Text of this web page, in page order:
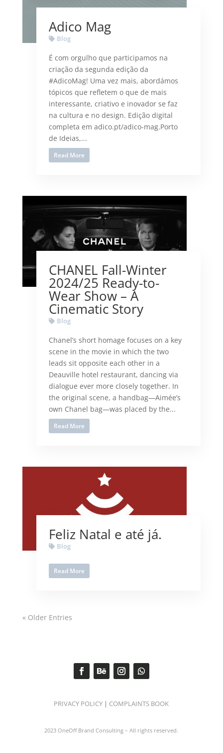
Adico Mag
Blog
É com orgulho que participamos na
criação da segunda edição da
#AdicoMag! Uma vez mais, abordámos
tópicos que refletem o que de mais
interessante, criativo e inovador se faz
na cultura e no design. Edição digital
completa em adico.pt/adico-mag.Porto
de Ideias,...
Read More
CHANEL Fall-Winter
2024/25 Ready-to-
Wear Show – A
Cinematic Story
Blog
Chanel’s short homage focuses on a key
scene in the movie in which the two
leads sit opposite each other in a
Deauville hotel restaurant, dancing via
dialogue ever more closely together. In
the original scene, a handbag—Aimée’s
own Chanel bag—was placed by the...
Read More
Feliz Natal e até já.
Blog
Read More
« Older Entries
PRIVACY POLICY | COMPLAINTS BOOK
2023 OneOff Brand Consulting – All rights reserved.